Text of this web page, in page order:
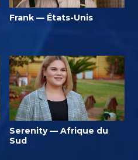
Frank — États-Unis
Serenity — Afrique du
Sud